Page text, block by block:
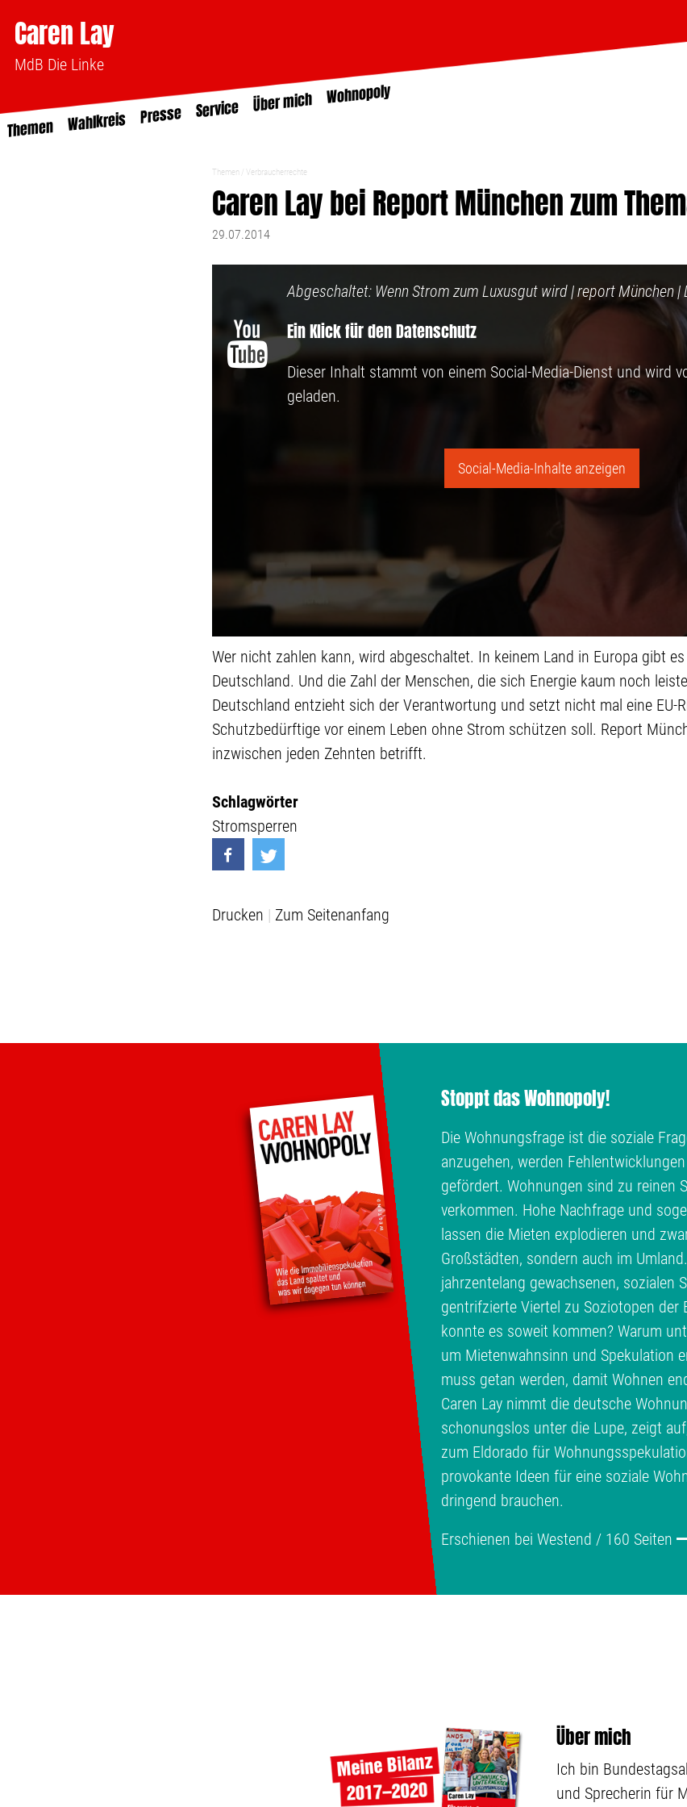
Caren Lay
MdB Die Linke
Themen Wahlkreis Presse Service Über mich Wohnopoly
Themen Verbraucherrechte
Caren Lay bei Report München zum
29.07.2014
Abgeschaltet: Wenn Strom zum Luxusgut wird | report München |
Ein Klick für den Datenschutz
Dieser Inhalt stammt von einem Social-Media-Dienst und wird
geladen.
Social-Media-Inhalte anzeigen
Wer nicht zahlen kann, wird abgeschaltet. In keinem Land in Europa gibt
Deutschland. Und die Zahl der Menschen, die sich Energie kaum noch
Deutschland entzieht sich der Verantwortung und setzt nicht mal eine EU-
Schutzbedürftige vor einem Leben ohne Strom schützen soll. Report
inzwischen jeden Zehnten betrifft.
Schlagwörter
Stromsperren
Drucken Zum Seitenanfang
Stoppt das Wohnopoly!
Die Wohnungsfrage ist die soziale
anzugehen, werden
gefördert. Wohnungen sind zu reinen
verkommen. Hohe Nachfrage und
lassen die Mieten explodieren und
Großstädten, sondern auch im
jahrzentelang gewachsenen, sozialen
gentrifzierte Viertel zu Soziotopen der
konnte es soweit kommen? Warum
um Mietenwahnsinn und Spekulation
muss getan werden, damit Wohnen
Caren Lay nimmt die deutsche
schonungslos unter die Lupe, zeigt
zum Eldorado für
provokante Ideen für eine soziale
dringend brauchen.
Erschienen bei Westend / 160 Seiten
Über mich
Ich bin
und Sprecherin für